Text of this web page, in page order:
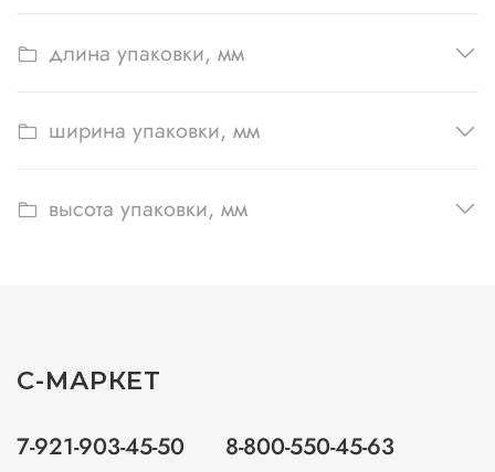
длина упаковки, мм
ширина упаковки, мм
высота упаковки, мм
С-МАРКЕТ
7-921-903-45-50 8-800-550-45-63